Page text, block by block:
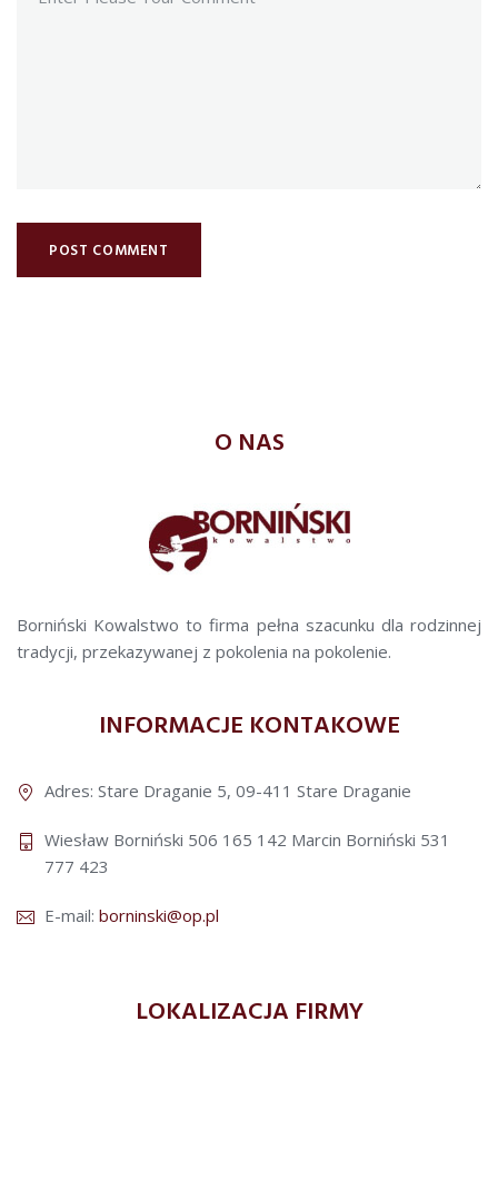
O NAS
Borniński Kowalstwo to firma pełna szacunku dla rodzinnej
tradycji, przekazywanej z pokolenia na pokolenie.
INFORMACJE KONTAKOWE
Adres: Stare Draganie 5, 09-411 Stare Draganie
Wiesław Borniński 506 165 142 Marcin Borniński 531
777 423
E-mail: borninski@op.pl
LOKALIZACJA FIRMY